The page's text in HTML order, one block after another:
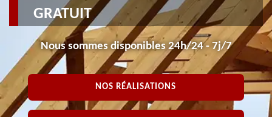
GRATUIT
Nous sommes disponibles 24h/24 - 7j/7
NOS RÉALISATIONS